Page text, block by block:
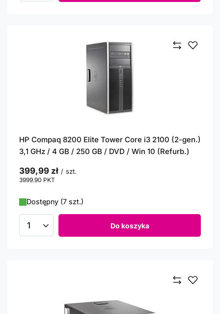
HP Compaq 8200 Elite Tower Core i3 2100 (2-gen.)
3,1 GHz / 4 GB / 250 GB / DVD / Win 10 (Refurb.)
399,99 zł / szt.
3999.90 PKT
Dostępny (7 szt.)
Ilość produktów Do koszyka